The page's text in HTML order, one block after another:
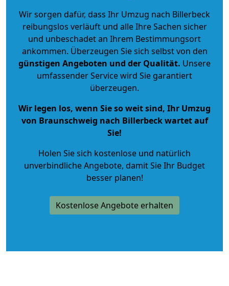
Wir sorgen dafür, dass Ihr Umzug nach Billerbeck
reibungslos verläuft und alle Ihre Sachen sicher
und unbeschadet an Ihrem Bestimmungsort
ankommen. Überzeugen Sie sich selbst von den
günstigen Angeboten und der Qualität. Unsere
umfassender Service wird Sie garantiert
überzeugen.
Wir legen los, wenn Sie so weit sind, Ihr Umzug
von Braunschweig nach Billerbeck wartet auf
Sie!
Holen Sie sich kostenlose und natürlich
unverbindliche Angebote, damit Sie Ihr Budget
besser planen!
Kostenlose Angebote erhalten